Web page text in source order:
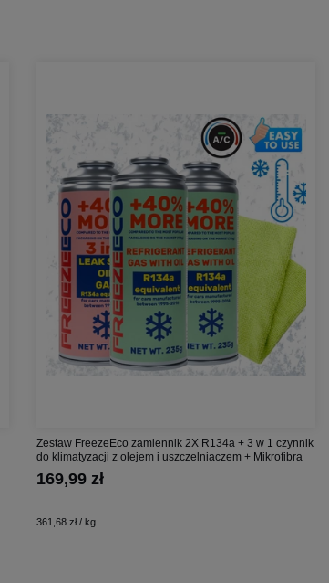
Zestaw FreezeEco zamiennik 2X R134a + 3 w 1 czynnik
do klimatyzacji z olejem i uszczelniaczem + Mikrofibra
169,99 zł
361,68 zł / kg